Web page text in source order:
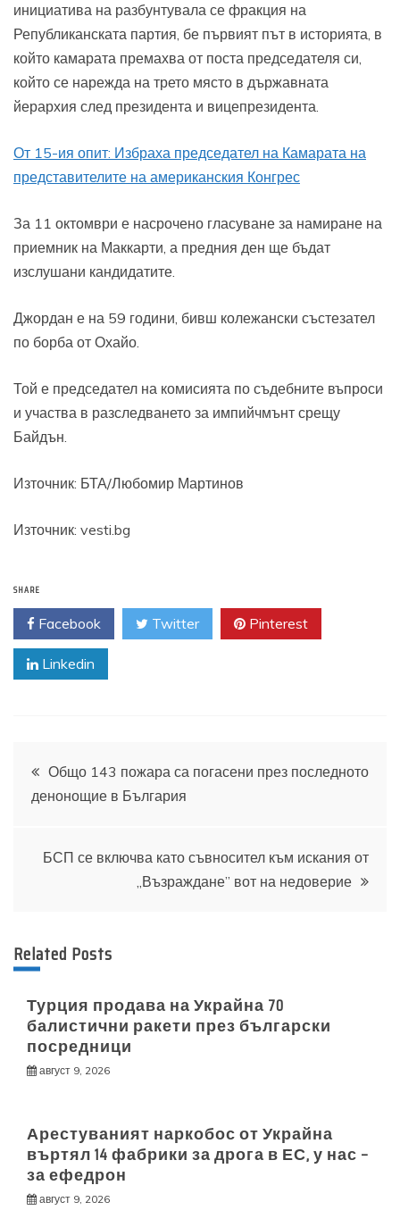
инициатива на разбунтувала се фракция на
Републиканската партия, бе първият път в историята, в
който камарата премахва от поста председателя си,
който се нарежда на трето място в държавната
йерархия след президента и вицепрезидента.
От 15-ия опит: Избраха председател на Камарата на
представителите на американския Конгрес
За 11 октомври е насрочено гласуване за намиране на
приемник на Маккарти, а предния ден ще бъдат
изслушани кандидатите.
Джордан е на 59 години, бивш колежански състезател
по борба от Охайо.
Той е председател на комисията по съдебните въпроси
и участва в разследването за импийчмънт срещу
Байдън.
Източник: БТА/Любомир Мартинов
Източник: vesti.bg
SHARE
Facebook Twitter Pinterest
Linkedin
Навигация
Общо 143 пожара са погасени през последното
денонощие в България
БСП се включва като съвносител към искания от
„Възраждане” вот на недоверие
Related Posts
Турция продава на Украйна 70
балистични ракети през български
посредници
август 9, 2026
Арестуваният наркобос от Украйна
въртял 14 фабрики за дрога в ЕС, у нас –
за ефедрон
август 9, 2026